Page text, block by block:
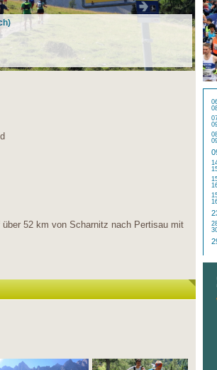
über 52 km von Scharnitz nach Pertisau mit